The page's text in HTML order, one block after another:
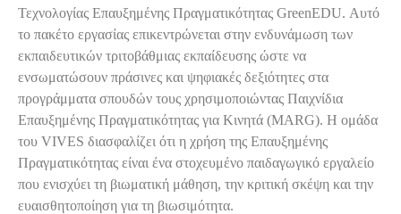
Τεχνολογίας Επαυξημένης Πραγματικότητας GreenEDU. Αυτό
το πακέτο εργασίας επικεντρώνεται στην ενδυνάμωση των
εκπαιδευτικών τριτοβάθμιας εκπαίδευσης ώστε να
ενσωματώσουν πράσινες και ψηφιακές δεξιότητες στα
προγράμματα σπουδών τους χρησιμοποιώντας Παιχνίδια
Επαυξημένης Πραγματικότητας για Κινητά (MARG). Η ομάδα
του VIVES διασφαλίζει ότι η χρήση της Επαυξημένης
Πραγματικότητας είναι ένα στοχευμένο παιδαγωγικό εργαλείο
που ενισχύει τη βιωματική μάθηση, την κριτική σκέψη και την
ευαισθητοποίηση για τη βιωσιμότητα.